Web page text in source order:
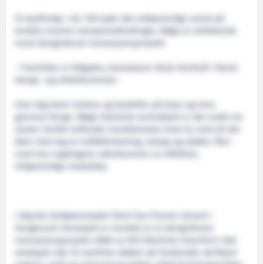
To kystfartøy i ett. Slik lyder det miljøvennlige svaret på
landets enorme transportutfordringer, ifølge et omfattende
norsk designdrevet innovasjonsprosjekt.
– Fremtiden er blågrønn, konstaterer Skule Storheill i Norsk
design- og arkitektursenter.
Hver dag durer trailere og lastebiler på kryss og tvers
gjennom Norge. Ifølge Statistisk sentralbyrå er det snakk om
fører med seg av trafikkfortetning, utslipp og ulykker. Men
snart kan vogntogene utkonkurreres av effektive,
miljøvennlige modulskip.
I dag ble fartøykonseptet Short Sea Pioneer lansert i
Haugesund. Konseptet er resultat av et designdrevet
innovasjonsprosjekt utført av NCE Maritime CleanTech. Bak